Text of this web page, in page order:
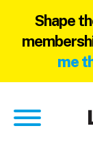
Shape
me
main
footer